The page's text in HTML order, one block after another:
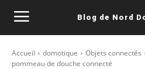
Blog de Nord
Accueil domotique Objets connectés
pommeau de douche connecté